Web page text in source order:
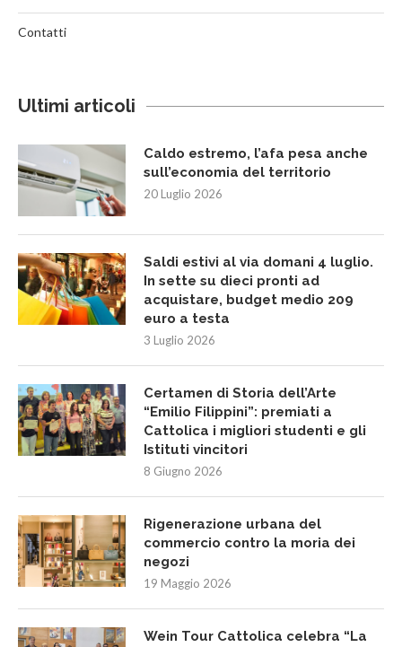
Contatti
Ultimi articoli
Caldo estremo, l’afa pesa anche
sull’economia del territorio
20 Luglio 2026
Saldi estivi al via domani 4 luglio.
In sette su dieci pronti ad
acquistare, budget medio 209
euro a testa
3 Luglio 2026
Certamen di Storia dell’Arte
“Emilio Filippini”: premiati a
Cattolica i migliori studenti e gli
Istituti vincitori
8 Giugno 2026
Rigenerazione urbana del
commercio contro la moria dei
negozi
19 Maggio 2026
Wein Tour Cattolica celebra “La